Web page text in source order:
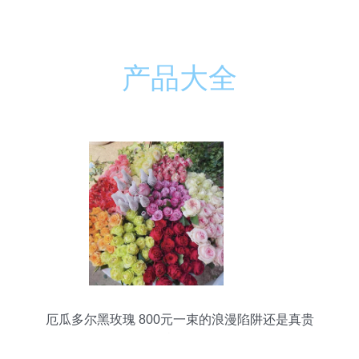
产品大全
厄瓜多尔黑玫瑰 800元一束的浪漫陷阱还是真贵